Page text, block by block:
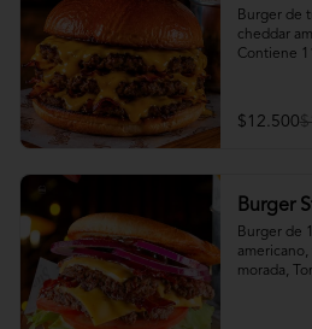
Burger de
cheddar
Contiene
$12.500
Burger
Burger de
morada,